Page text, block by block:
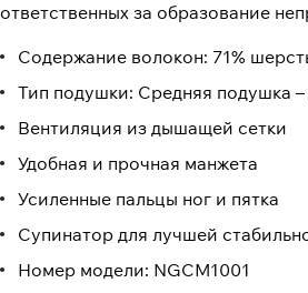
ответственных за образование
Содержание волокон: 71%
Тип подушки: Средняя подушка –
Вентиляция из дышащей сетки
Удобная и прочная манжета
Усиленные пальцы ног и пятка
Супинатор для лучшей
Номер модели: NGCM1001